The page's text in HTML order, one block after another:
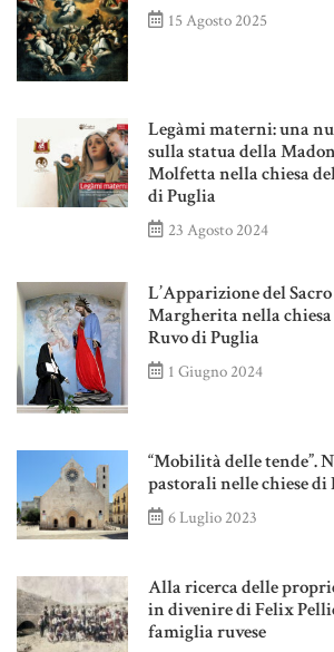
15 Agosto 2025
Legàmi materni: una
sulla statua della
Molfetta nella chiesa
di Puglia
23 Agosto 2024
L’Apparizione del
Margherita nella
Ruvo di Puglia
1 Giugno 2024
“Mobilità delle tende”.
pastorali nelle chiese di
6 Luglio 2023
Alla ricerca delle
in divenire di Felix
famiglia ruvese